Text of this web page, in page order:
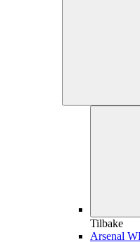
Tilbake
Arsenal